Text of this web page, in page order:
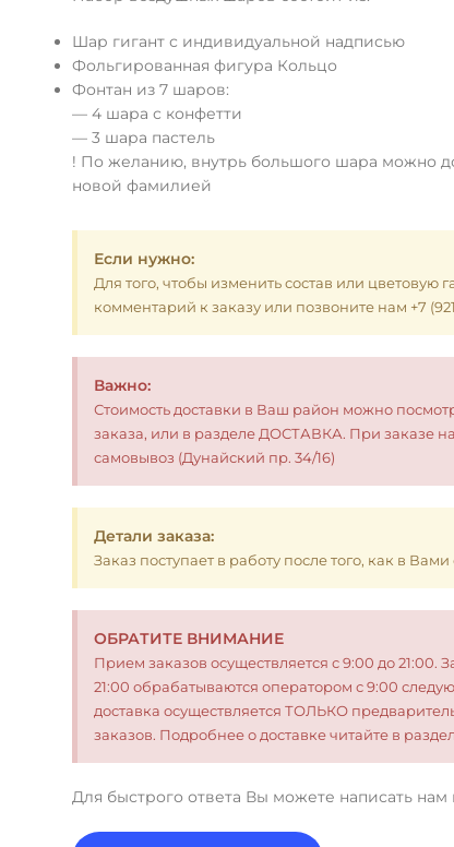
Шар гигант с индивидуальной надписью
Фольгированная фигура Кольцо
Фонтан из 7 шаров:
— 4 шара с конфетти
— 3 шара пастель
! По желанию, внутрь большого шара можно
новой фамилией
Если нужно:
Для того, чтобы изменить состав или цветовую
комментарий к заказу или позвоните нам +7
Важно:
Стоимость доставки в Ваш район можно
заказа, или в разделе ДОСТАВКА. При заказе
самовывоз (Дунайский пр. 34/16)
Детали заказа:
Заказ поступает в работу после того, как в
ОБРАТИТЕ ВНИМАНИЕ
Прием заказов осуществляется с 9:00 до 21:00.
21:00 обрабатываются оператором с 9:00
доставка осуществляется ТОЛЬКО
заказов. Подробнее о доставке читайте в
Для быстрого ответа Вы можете написать